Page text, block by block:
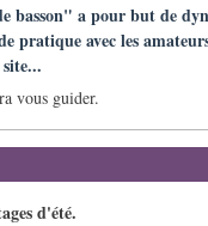
basson" a pour but de
pratique avec les
vous guider.
d'été.